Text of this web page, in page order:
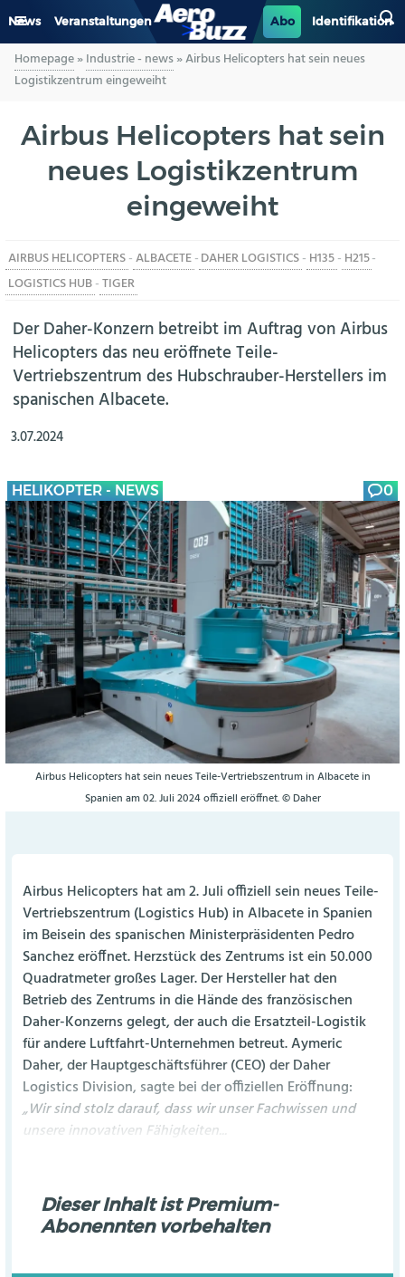
News Veranstaltungen Abo Identifikation
GENERAL AVIATION
LUFTVERKEHR
INDUSTRIE
BERUFE
AERO-KULTUR
Homepage»Industrie - news»Airbus Helicopters hat sein neues
Logistikzentrum eingeweiht
Airbus Helicopters hat sein
neues Logistikzentrum
eingeweiht
AIRBUS HELICOPTERS-ALBACETE-DAHER LOGISTICS- H135- H215-
LOGISTICS HUB-TIGER
Der Daher-Konzern betreibt im Auftrag von Airbus
Helicopters das neu eröffnete Teile-
Vertriebszentrum des Hubschrauber-Herstellers im
spanischen Albacete.
3.07.2024
HELIKOPTER - NEWS 0
Airbus Helicopters hat sein neues Teile-Vertriebszentrum in Albacete in
Spanien am 02. Juli 2024 offiziell eröffnet. © Daher
Airbus Helicopters hat am 2. Juli offiziell sein neues Teile-
Vertriebszentrum (Logistics Hub) in Albacete in Spanien
im Beisein des spanischen Ministerpräsidenten Pedro
Sanchez eröffnet. Herzstück des Zentrums ist ein 50.000
Quadratmeter großes Lager. Der Hersteller hat den
Betrieb des Zentrums in die Hände des französischen
Daher-Konzerns gelegt, der auch die Ersatzteil-Logistik
für andere Luftfahrt-Unternehmen betreut. Aymeric
Daher, der Hauptgeschäftsführer (CEO) der Daher
Logistics Division, sagte bei der offiziellen Eröffnung:
„Wir sind stolz darauf, dass wir unser Fachwissen und
unsere innovativen Fähigkeiten...
Dieser Inhalt ist Premium-
Abonennten vorbehalten